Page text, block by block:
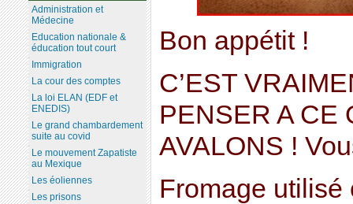
Bon appétit !
C’EST
PENSER A CE
AVALONS !
Fromage utilisé
Administration et
Médecine
Education nationale &
éducation tout court
Immigration
La cour des comptes
La loi ELAN (EDF et
ENEDIS)
Le grand chambardement
suite au covid
Le mouvement Zapatiste
au Mexique
Les éoliennes
Les prisons